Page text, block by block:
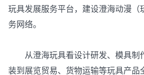
玩具发展服务平台，建设澄海动漫（
务网络。
从澄海玩具看设计研发、模具制
装到展览贸易、货物运输等玩具产品